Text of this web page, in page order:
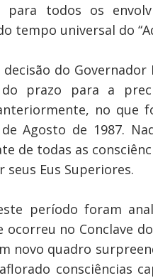
todos os
tempo universal do
do
prazo para a
no que
Agosto de 1987.
de todas as
Eus Superiores.
período foram
no Conclave
novo quadro
consciências